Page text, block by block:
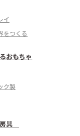
イ
をつくる
おもちゃ
ク製
具